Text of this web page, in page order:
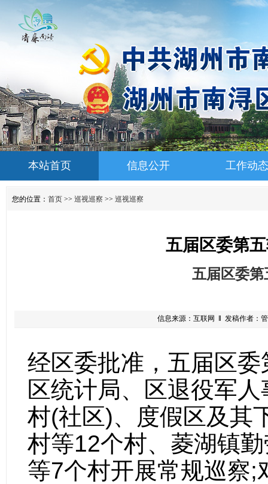
本站首页 信息公开 工作动态
您的位置： 首页 >> 巡视巡察 >> 巡视巡察
五届区委第
五届区委
信息来源：互联网 ‖ 发稿作者
经区委批准，五届区
区统计局、区退役军
村(社区)、度假区及其
村等12个村、菱湖镇
等7个村开展常规巡察;